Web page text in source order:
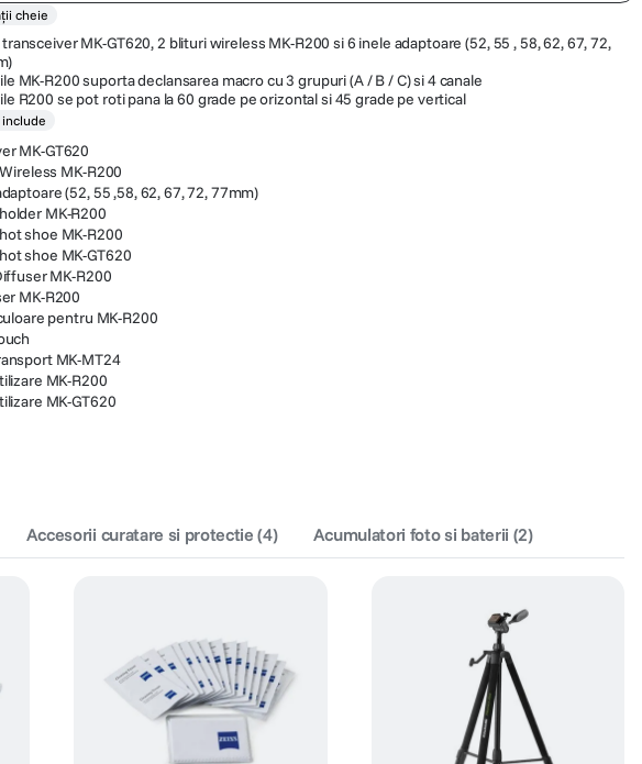
cheie
MK-GT620, 2 blituri wireless MK-R200 si 6 inele adaptoare (52, 55 , 58, 62, 67, 72,
MK-R200 suporta declansarea macro cu 3 grupuri (A / B / C) si 4 canale
R200 se pot roti pana la 60 grade pe orizontal si 45 grade pe vertical
include
MK-GT620
MK-R200
(52, 55 ,58, 62, 67, 72, 77mm)
MK-R200
shoe MK-R200
shoe MK-GT620
MK-R200
MK-R200
pentru MK-R200
MK-MT24
MK-R200
MK-GT620
Accesorii curatare si protectie (4) Acumulatori foto si baterii (2)